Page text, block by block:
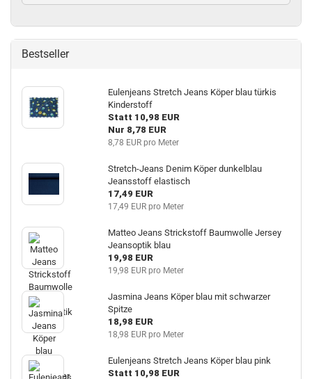
Bestseller
Eulenjeans Stretch Jeans Köper blau türkis
Kinderstoff
Statt 10,98 EUR
Nur 8,78 EUR
8,78 EUR pro Meter
Stretch-Jeans Denim Köper dunkelblau
Jeansstoff elastisch
17,49 EUR
17,49 EUR pro Meter
Matteo Jeans Strickstoff Baumwolle Jersey
Jeansoptik blau
19,98 EUR
19,98 EUR pro Meter
Jasmina Jeans Köper blau mit schwarzer
Spitze
18,98 EUR
18,98 EUR pro Meter
Eulenjeans Stretch Jeans Köper blau pink
Statt 10,98 EUR